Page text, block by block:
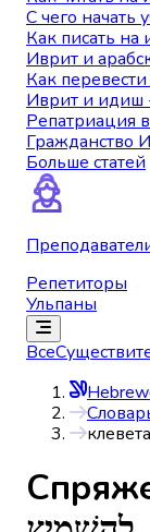
С чего начать
Как писать на
Иврит и
Как
Иврит и идиш
Репатриация
Гражданство
Больше статей
Репетиторы
Ульпаны
Все